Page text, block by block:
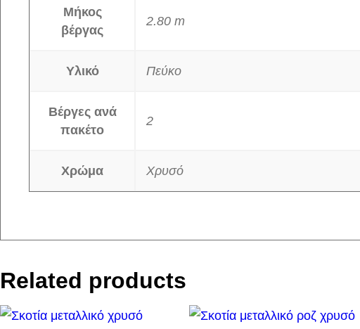
Μήκος
βέργας
2.80 m
Υλικό Πεύκο
Βέργες ανά
πακέτο
2
Χρώμα Χρυσό
Related products